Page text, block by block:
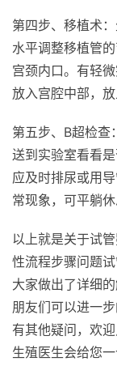
第四步、移植术
水平调整移植管
宫颈内口。有轻
放入宫腔中部，
第五步、B超检查
送到实验室看看
应及时排尿或用
常现象，可平躺
以上就是关于试
性流程步骤问题
大家做出了详细
朋友们可以进一
有其他疑问，欢
生殖医生会给您一